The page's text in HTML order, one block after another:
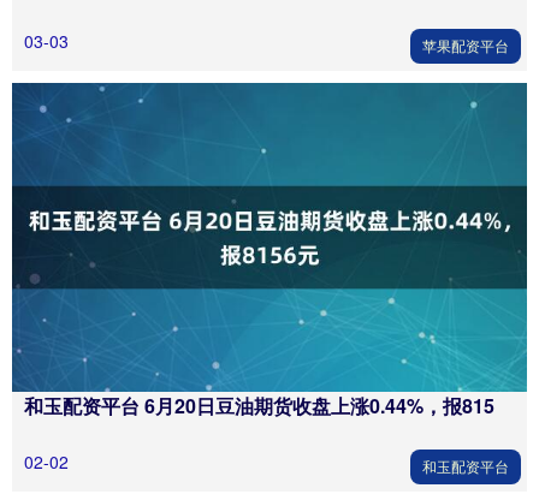
03-03 苹果配资平台
和玉配资平台 6月20日豆油期货收盘上涨0.44%，报815
02-02 和玉配资平台